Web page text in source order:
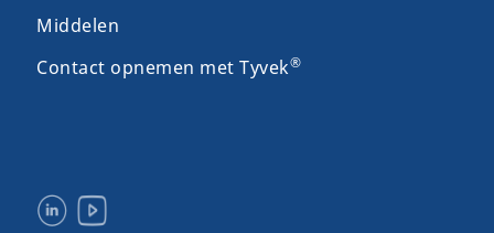
Middelen
Contact opnemen met Tyvek®